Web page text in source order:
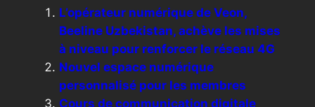
L’opérateur numérique de Veon,
Beeline Uzbekistan, achève les mises
à niveau pour renforcer le réseau 4G
Nouvel espace numérique
personnalisé pour les membres
Cours de communication digitale